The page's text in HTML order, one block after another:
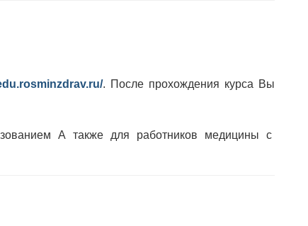
. После прохождения курса Вы
А также для работников медицины с